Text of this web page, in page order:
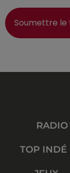
Soumettre le
RADIO
TOP INDÉ